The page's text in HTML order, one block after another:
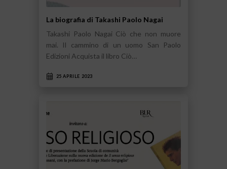
La biografia di Takashi Paolo Nagai
Takashi Paolo Nagai Ciò che non muore
mai. Il cammino di un uomo San Paolo
Edizioni Acquista il libro Ciò…
25 APRILE 2023